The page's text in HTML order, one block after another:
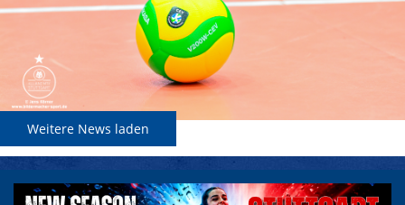
Weitere News laden